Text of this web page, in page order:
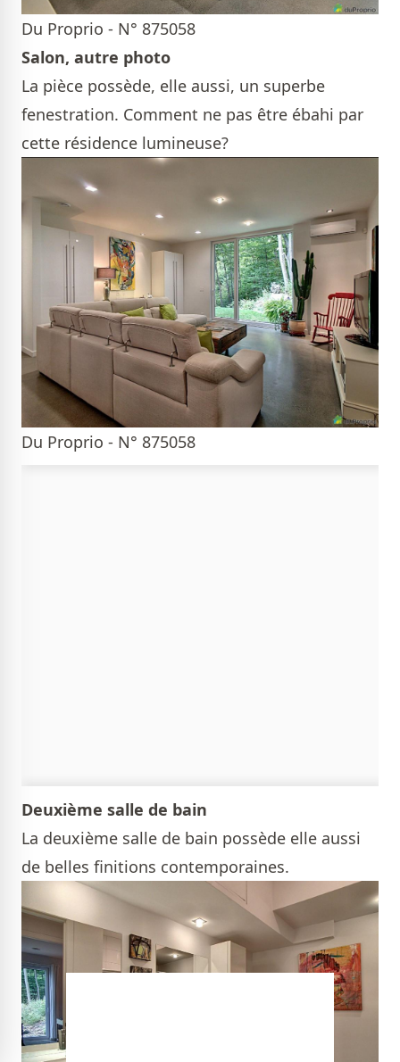
Du Proprio - N° 875058
Salon, autre photo
La pièce possède, elle aussi, un superbe
fenestration. Comment ne pas être ébahi par
cette résidence lumineuse?
Du Proprio - N° 875058
Deuxième salle de bain
La deuxième salle de bain possède elle aussi
de belles finitions contemporaines.